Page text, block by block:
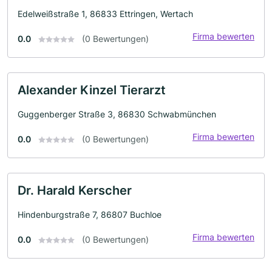
Edelweißstraße 1, 86833 Ettringen, Wertach
0.0 (0 Bewertungen) Firma bewerten
Alexander Kinzel Tierarzt
Guggenberger Straße 3, 86830 Schwabmünchen
0.0 (0 Bewertungen) Firma bewerten
Dr. Harald Kerscher
Hindenburgstraße 7, 86807 Buchloe
0.0 (0 Bewertungen) Firma bewerten